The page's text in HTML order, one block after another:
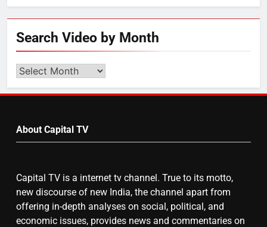
गाजा युद्धविराम को लेकर बड़ी खबरें
दिल्ली कोर्ट ने IRCTC घोटाले में आरोप
8
सुप्रीम कोर्ट ने राहुल गांधी के ‘वोट चोरी’
के आरोप खारिज किए, शेखपुरा में पीएम की
Search Video by Month
Search
by
About Capital TV
Capital TV is a internet tv channel. True to its motto,
new discourse of new India, the channel apart from
offering in-depth analyses on social, political, and
economic issues, provides news and commentaries on